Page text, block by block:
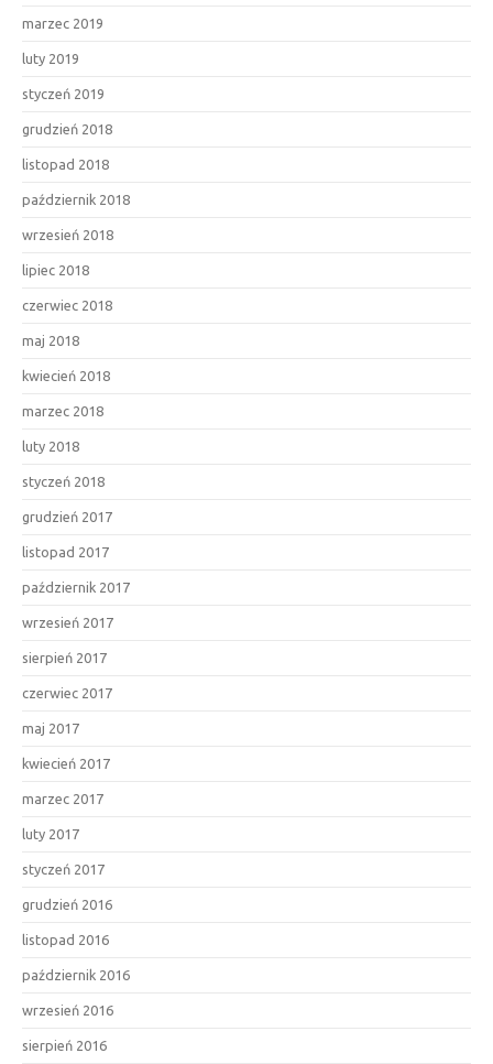
marzec 2019
luty 2019
styczeń 2019
grudzień 2018
listopad 2018
październik 2018
wrzesień 2018
lipiec 2018
czerwiec 2018
maj 2018
kwiecień 2018
marzec 2018
luty 2018
styczeń 2018
grudzień 2017
listopad 2017
październik 2017
wrzesień 2017
sierpień 2017
czerwiec 2017
maj 2017
kwiecień 2017
marzec 2017
luty 2017
styczeń 2017
grudzień 2016
listopad 2016
październik 2016
wrzesień 2016
sierpień 2016